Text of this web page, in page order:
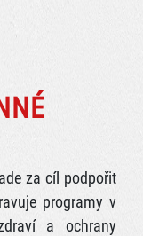
za cíl podpořit
programy v
a ochrany